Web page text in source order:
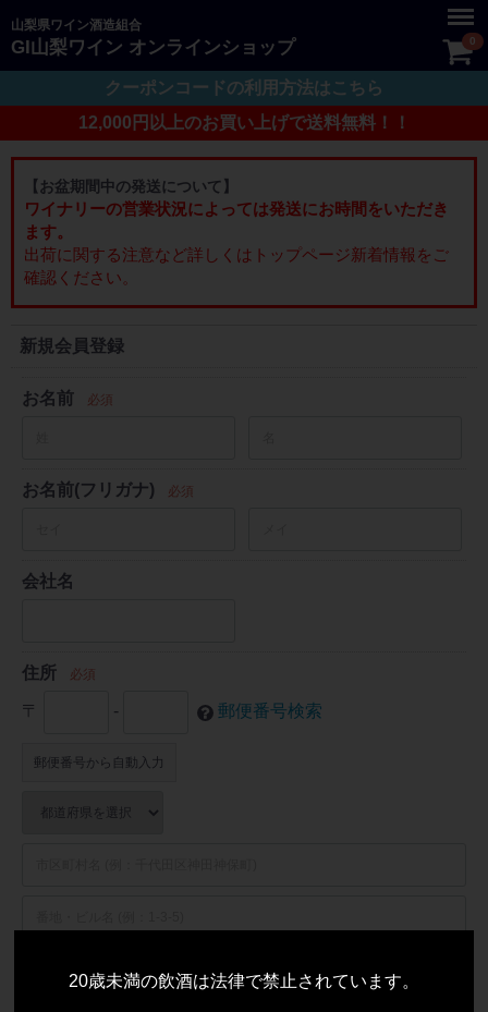
20歳未満の飲酒は法律で禁止されています。
山梨県ワイン酒造組合
GI山梨ワイン オンラインショップ 0
クーポンコードの利用方法はこちら
12,000円以上のお買い上げで送料無料！！
Menu
【お盆期間中の発送について】
ワイナリーの営業状況によっては発送にお時間をいただき
ます。
出荷に関する注意など詳しくはトップページ新着情報をご
確認ください。
新規会員登録
お名前 必須
お名前(フリガナ) 必須
会社名
住所 必須
〒 - 郵便番号検索
郵便番号から自動入力
必須